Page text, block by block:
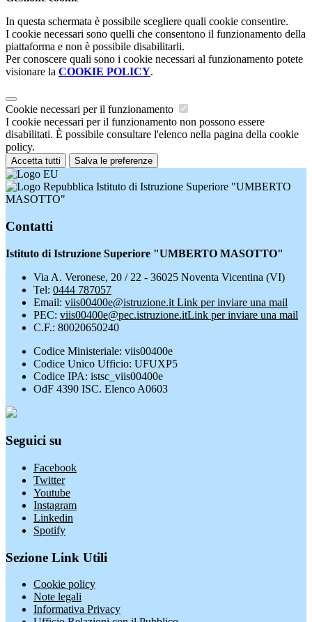
In questa schermata è possibile scegliere quali cookie consentire.
I cookie necessari sono quelli che consentono il funzionamento della
piattaforma e non è possibile disabilitarli.
Per conoscere quali sono i cookie necessari al funzionamento potete
visionare la COOKIE POLICY.
Cookie necessari per il funzionamento
I cookie necessari per il funzionamento non possono essere
disabilitati. È possibile consultare l'elenco nella pagina della cookie
policy.
Accetta tutti Salva le preferenze
Istituto di Istruzione Superiore "UMBERTO
MASOTTO"
Contatti
Istituto di Istruzione Superiore "UMBERTO MASOTTO"
Via A. Veronese, 20 / 22 - 36025 Noventa Vicentina (VI)
Tel: 0444 787057
Email: viis00400e@istruzione.it Link per inviare una mail
PEC: viis00400e@pec.istruzione.itLink per inviare una mail
C.F.: 80020650240
Codice Ministeriale: viis00400e
Codice Unico Ufficio: UFUXP5
Codice IPA: istsc_viis00400e
OdF 4390 ISC. Elenco A0603
Seguici su
Facebook
Twitter
Youtube
Instagram
Linkedin
Spotify
Sezione Link Utili
Cookie policy
Note legali
Informativa Privacy